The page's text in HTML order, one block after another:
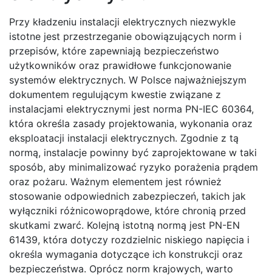
Przy kładzeniu instalacji elektrycznych niezwykle
istotne jest przestrzeganie obowiązujących norm i
przepisów, które zapewniają bezpieczeństwo
użytkowników oraz prawidłowe funkcjonowanie
systemów elektrycznych. W Polsce najważniejszym
dokumentem regulującym kwestie związane z
instalacjami elektrycznymi jest norma PN-IEC 60364,
która określa zasady projektowania, wykonania oraz
eksploatacji instalacji elektrycznych. Zgodnie z tą
normą, instalacje powinny być zaprojektowane w taki
sposób, aby minimalizować ryzyko porażenia prądem
oraz pożaru. Ważnym elementem jest również
stosowanie odpowiednich zabezpieczeń, takich jak
wyłączniki różnicowoprądowe, które chronią przed
skutkami zwarć. Kolejną istotną normą jest PN-EN
61439, która dotyczy rozdzielnic niskiego napięcia i
określa wymagania dotyczące ich konstrukcji oraz
bezpieczeństwa. Oprócz norm krajowych, warto